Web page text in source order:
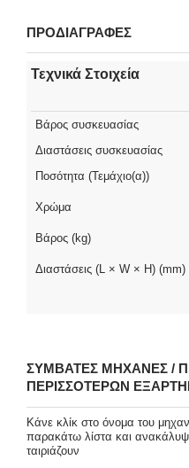
ΠΡΟΔΙΑΓΡΑΦΕΣ
Τεχνικά Στοιχεία
Βάρος συσκευασίας
Διαστάσεις συσκευασίας
Ποσότητα (Τεμάχιο(α))
Χρώμα
Βάρος (kg)
Διαστάσεις (L × W × H) (mm)
ΣΥΜΒΑΤΈΣ ΜΗΧΑΝΈΣ /
ΠΕΡΙΣΣΌΤΕΡΩΝ
Κάνε κλίκ στο όνομα του
παρακάτω λίστα και
ταιριάζουν